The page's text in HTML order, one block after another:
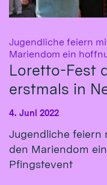
Jugendliche feiern
Mariendom ein
Loretto-Fest
erstmals in
4. Juni 2022
Jugendliche feiern
den Mariendom
Pfingstevent